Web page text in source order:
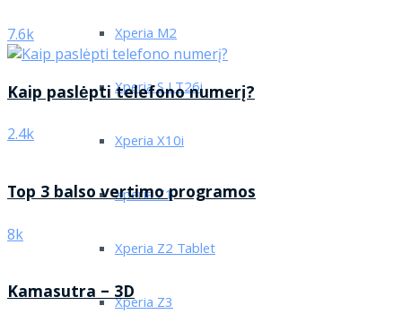
Xperia M2
Xperia S LT26i
Xperia X10i
Xperia Z1
Xperia Z2 Tablet
Xperia Z3
7.6k
Kaip paslėpti telefono numerį?
2.4k
Top 3 balso vertimo programos
8k
Kamasutra – 3D